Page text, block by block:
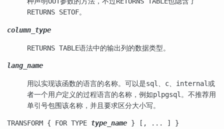
RETURNS SETOF。
column_type
RETURNS TABLE语法中的输出列的数据类型。
lang_name
用以实现该函数的语言的名称。可以是sql、 c、 internal或
者一个用户定义的过程语言的名称，例如plpgsql。不推荐用
单引号包围该名称，并且要求区分大小写。
TRANSFORM { FOR TYPE type_name } [, ... ] }